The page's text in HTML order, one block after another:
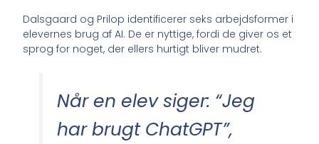
Dalsgaard og Prilop identificerer seks arbejdsformer i
elevernes brug af AI. De er nyttige, fordi de giver os et
sprog for noget, der ellers hurtigt bliver mudret.
Når en elev siger: “Jeg
har brugt ChatGPT”,